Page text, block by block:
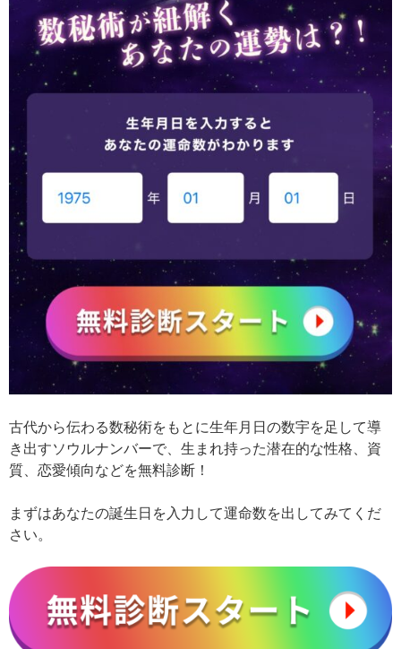
古代から伝わる数秘術をもとに生年月日の数宇を足して導
き出すソウルナンバーで、生まれ持った潜在的な性格、資
質、恋愛傾向などを無料診断！
まずはあなたの誕生日を入力して運命数を出してみてくだ
さい。